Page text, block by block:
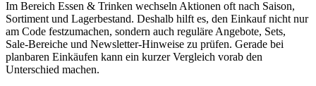
Im Bereich Essen & Trinken wechseln Aktionen oft nach Saison,
Sortiment und Lagerbestand. Deshalb hilft es, den Einkauf nicht nur
am Code festzumachen, sondern auch reguläre Angebote, Sets,
Sale-Bereiche und Newsletter-Hinweise zu prüfen. Gerade bei
planbaren Einkäufen kann ein kurzer Vergleich vorab den
Unterschied machen.